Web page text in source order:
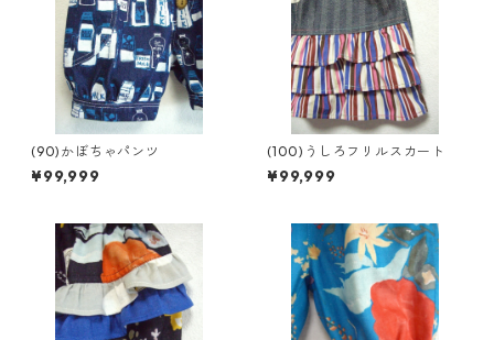
(90)かぼちゃパンツ
¥99,999
(100)うしろフリルスカート
¥99,999